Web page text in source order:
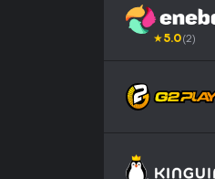
★5.0(2)